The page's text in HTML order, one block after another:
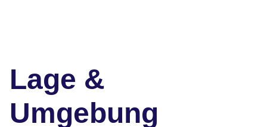
Lage &
Umgebung